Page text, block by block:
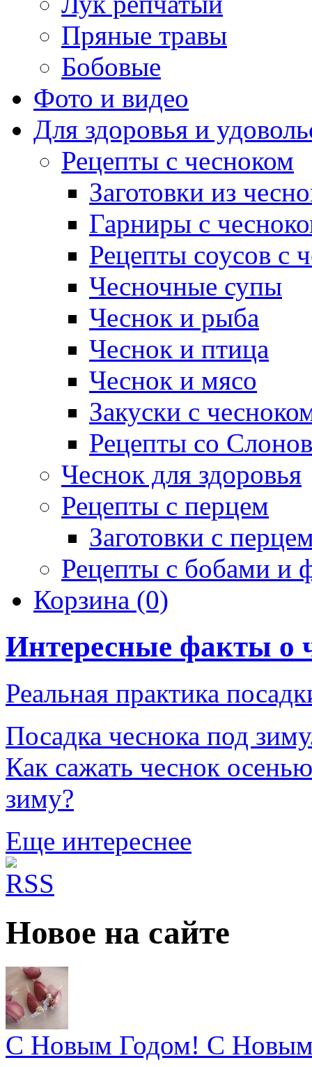
Пряные травы
Бобовые
Фото и видео
Для здоровья и
Рецепты с чесноком
Заготовки из
Гарниры с
Рецепты соусов с
Чесночные супы
Чеснок и рыба
Чеснок и птица
Чеснок и мясо
Закуски с
Рецепты со
Чеснок для здоровья
Рецепты с перцем
Заготовки с
Рецепты с бобами и
Корзина (0)
Интересные факты о
Реальная практика
Посадка чеснока под
Как сажать чеснок
зиму?
Еще интереснее
Новое на сайте
С Новым Годом! С Новым